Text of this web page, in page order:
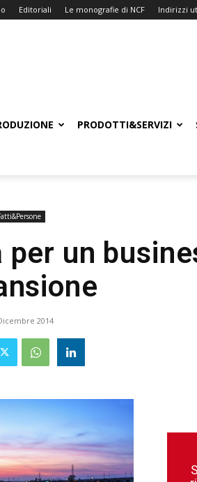
Editoriali Le monografie di NCF Indirizzi
PRODOTTI&SERVIZI
un
2014